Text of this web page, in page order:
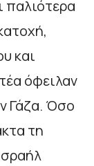
παλιότερα
και
όφειλαν
Γάζα. Όσο
τη